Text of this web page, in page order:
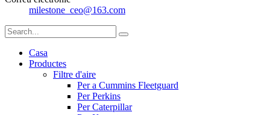
milestone_ceo@163.com
Casa
Productes
Filtre d'aire
Per a Cummins Fleetguard
Per Perkins
Per Caterpillar